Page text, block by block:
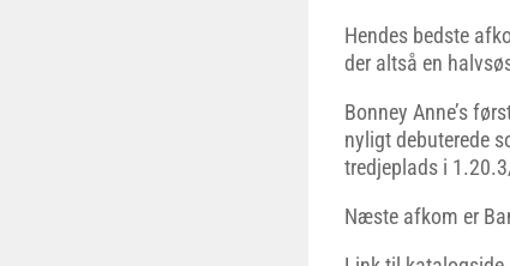
Hendes bedste
der altså en
Bonney Anne’s
nyligt debuterede
tredjeplads i
Næste afkom er